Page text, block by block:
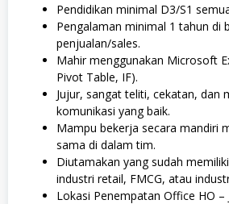
Pendidikan minimal D3/S1
Pengalaman minimal 1 tahun di
penjualan/sales.
Mahir menggunakan Microsoft
Pivot Table, IF).
Jujur, sangat teliti, cekatan, dan
komunikasi yang baik.
Mampu bekerja secara mandiri
sama di dalam tim.
Diutamakan yang sudah
industri retail, FMCG, atau
Lokasi Penempatan Office HO –